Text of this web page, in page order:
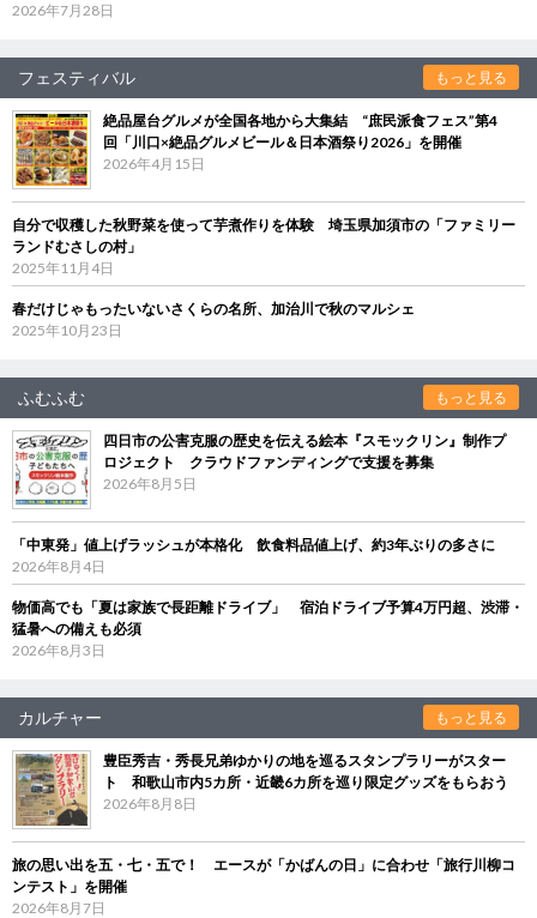
2026年7月28日
フェスティバル もっと見る
絶品屋台グルメが全国各地から大集結 “庶民派食フェス”第4
回「川口×絶品グルメビール＆日本酒祭り2026」を開催
2026年4月15日
自分で収穫した秋野菜を使って芋煮作りを体験 埼玉県加須市の「ファミリー
ランドむさしの村」
2025年11月4日
春だけじゃもったいないさくらの名所、加治川で秋のマルシェ
2025年10月23日
ふむふむ もっと見る
四日市の公害克服の歴史を伝える絵本『スモックリン』制作プ
ロジェクト クラウドファンディングで支援を募集
2026年8月5日
「中東発」値上げラッシュが本格化 飲食料品値上げ、約3年ぶりの多さに
2026年8月4日
物価高でも「夏は家族で長距離ドライブ」 宿泊ドライブ予算4万円超、渋滞・
猛暑への備えも必須
2026年8月3日
カルチャー もっと見る
豊臣秀吉・秀長兄弟ゆかりの地を巡るスタンプラリーがスター
ト 和歌山市内5カ所・近畿6カ所を巡り限定グッズをもらおう
2026年8月8日
旅の思い出を五・七・五で！ エースが「かばんの日」に合わせ「旅行川柳コ
ンテスト」を開催
2026年8月7日